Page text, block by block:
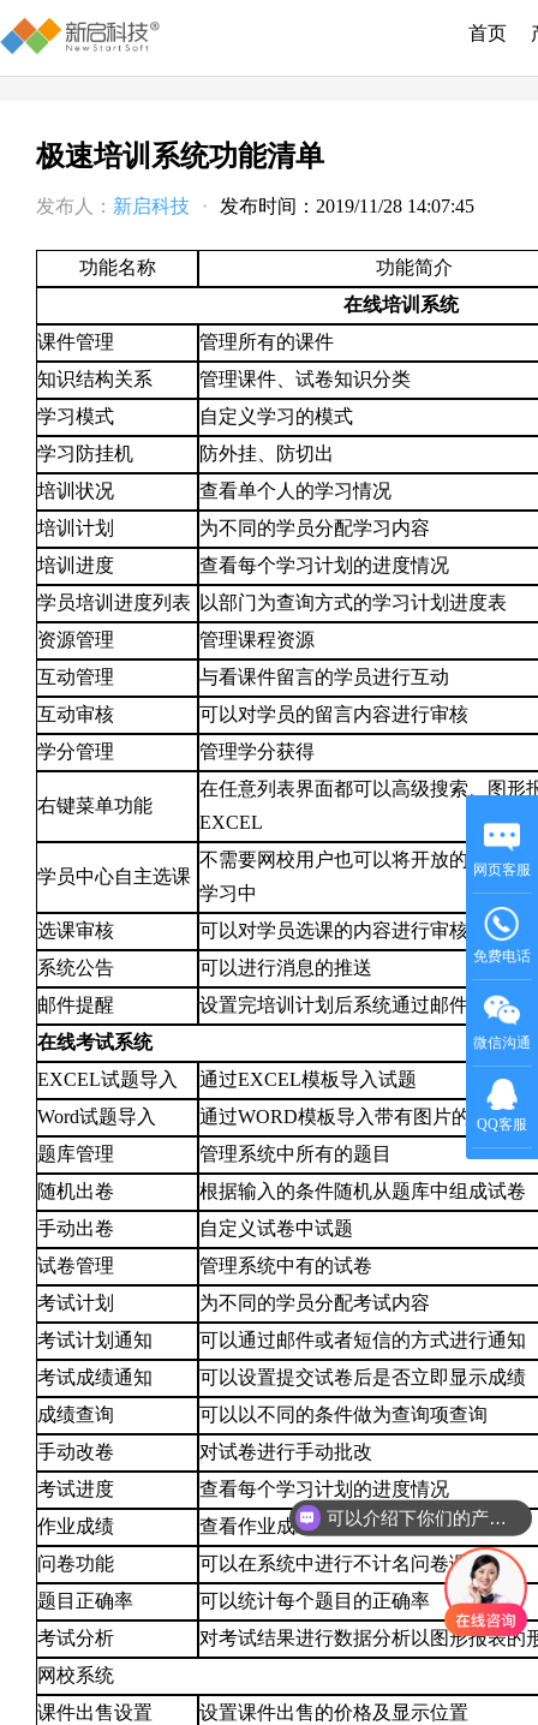
首页
极速培训系统功能清单
发布人： 新启科技 · 发布时间：2019/11/28 14:07:45
功能名称
功能简介
在线培训系统
课件管理
管理所有的课件
知识结构关系
管理课件、试卷知识分类
学习模式
自定义学习的模式
学习防挂机
防外挂、防切出
培训状况
查看单个人的学习情况
培训计划
为不同的学员分配学习内容
培训进度
查看每个学习计划的进度情况
学员培训进度列表
以部门为查询方式的学习计划进度表
资源管理
管理课程资源
互动管理
与看课件留言的学员进行互动
互动审核
可以对学员的留言内容进行审核
学分管理
管理学分获得
右键菜单功能
在任意列表界面都可以高级搜索、图形
EXCEL
学员中心自主选课
不需要网校用户也可以将开放的课程添
学习中
选课审核
可以对学员选课的内容进行审核
系统公告
可以进行消息的推送
邮件提醒
设置完培训计划后系统通过邮件的方式
在线考试系统
EXCEL试题导入
通过EXCEL模板导入试题
Word试题导入
通过WORD模板导入带有图片的试题
题库管理
管理系统中所有的题目
随机出卷
根据输入的条件随机从题库中组成试卷
手动出卷
自定义试卷中试题
试卷管理
管理系统中有的试卷
考试计划
为不同的学员分配考试内容
考试计划通知
可以通过邮件或者短信的方式进行通知
考试成绩通知
可以设置提交试卷后是否立即显示成绩
成绩查询
可以以不同的条件做为查询项查询
手动改卷
对试卷进行手动批改
考试进度
查看每个学习计划的进度情况
作业成绩
查看作业成绩
问卷功能
可以在系统中进行不计名问卷调查
题目正确率
可以统计每个题目的正确率
考试分析
对考试结果进行数据分析以图形报表的
网校系统
课件出售设置
设置课件出售的价格及显示位置
网页客服
免费电话
微信沟通
QQ客服
可以介绍下你们的产品么